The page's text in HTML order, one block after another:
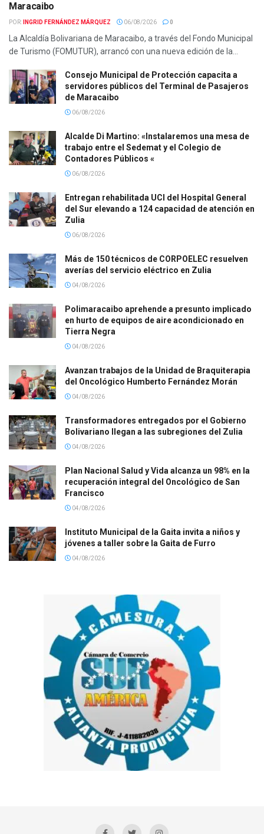
Maracaibo
POR: INGRID FERNÁNDEZ MÁRQUEZ 06/08/2026 0
La Alcaldía Bolivariana de Maracaibo, a través del Fondo Municipal
de Turismo (FOMUTUR), arrancó con una nueva edición de la...
Consejo Municipal de Protección capacita a
servidores públicos del Terminal de Pasajeros
de Maracaibo
06/08/2026
Alcalde Di Martino: «Instalaremos una mesa de
trabajo entre el Sedemat y el Colegio de
Contadores Públicos «
06/08/2026
Entregan rehabilitada UCI del Hospital General
del Sur elevando a 124 capacidad de atención en
Zulia
06/08/2026
Más de 150 técnicos de CORPOELEC resuelven
averías del servicio eléctrico en Zulia
04/08/2026
Polimaracaibo aprehende a presunto implicado
en hurto de equipos de aire acondicionado en
Tierra Negra
04/08/2026
Avanzan trabajos de la Unidad de Braquiterapia
del Oncológico Humberto Fernández Morán
04/08/2026
Transformadores entregados por el Gobierno
Bolivariano llegan a las subregiones del Zulia
04/08/2026
Plan Nacional Salud y Vida alcanza un 98% en la
recuperación integral del Oncológico de San
Francisco
04/08/2026
Instituto Municipal de la Gaita invita a niños y
jóvenes a taller sobre la Gaita de Furro
04/08/2026